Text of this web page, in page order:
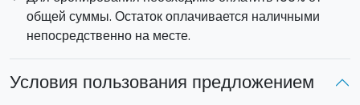
общей суммы. Остаток оплачивается наличными
непосредственно на месте.
Условия пользования предложением